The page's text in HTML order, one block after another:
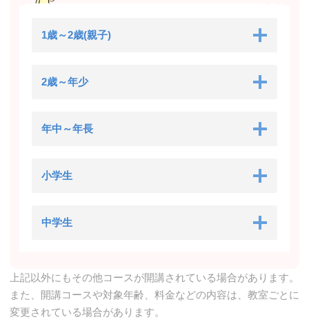
1歳～2歳(親子)
2歳～年少
年中～年長
小学生
中学生
上記以外にもその他コースが開講されている場合があります。
また、開講コースや対象年齢、料金などの内容は、教室ごとに
変更されている場合があります。